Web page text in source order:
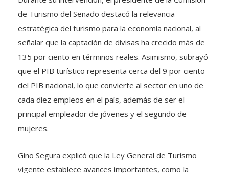
de Turismo del Senado destacó la relevancia
estratégica del turismo para la economía nacional, al
señalar que la captación de divisas ha crecido más de
135 por ciento en términos reales. Asimismo, subrayó
que el PIB turístico representa cerca del 9 por ciento
del PIB nacional, lo que convierte al sector en uno de
cada diez empleos en el país, además de ser el
principal empleador de jóvenes y el segundo de
mujeres.
Gino Segura explicó que la Ley General de Turismo
vigente establece avances importantes, como la